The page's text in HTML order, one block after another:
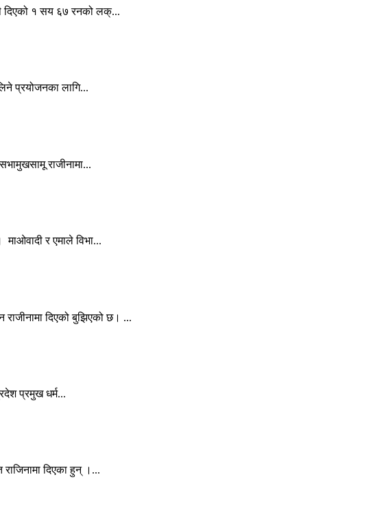
दिएको १ सय ६७ रनको लक्...
प्रयोजनका लागि...
राजीनामा...
र एमाले विभा...
दिएको बुझिएको छ। ...
प्रमुख धर्म...
दिएका हुन् ।...